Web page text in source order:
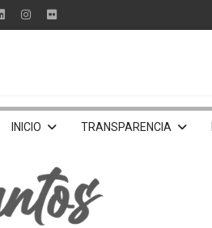
INICIO TRANSPARENCIA